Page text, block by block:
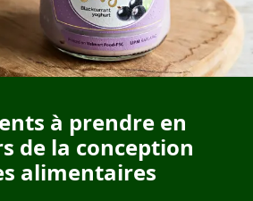
à prendre en
de la conception
alimentaires